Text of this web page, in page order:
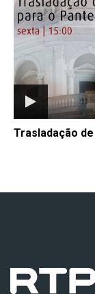
Trasladação